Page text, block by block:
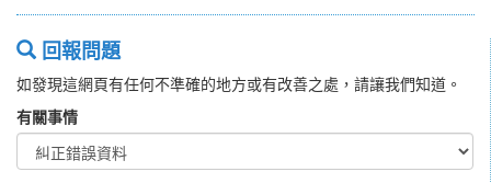
回報問題
如發現這網頁有任何不準確的地方或有改善之處，請讓我們知道。
有關事情